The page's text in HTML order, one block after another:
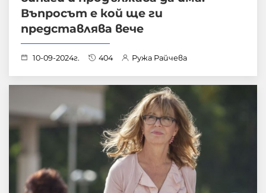
Въпросът е кой ще ги
представлява вече
10-09-2024г. 404 Ружа Райчева